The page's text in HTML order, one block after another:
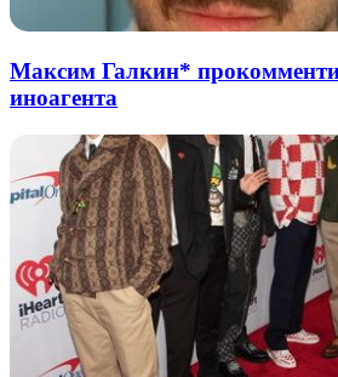
Максим Галкин*
иноагента